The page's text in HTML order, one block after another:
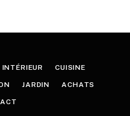
INTÉRIEUR CUISINE
JARDIN ACHATS